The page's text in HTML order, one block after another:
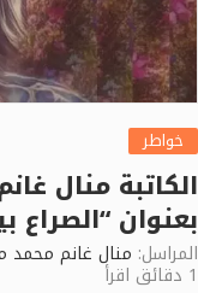
خواطر
الكاتبة منال
بعنوان “الصراع
المراسل: منال غانم
1 دقائق اقرأ